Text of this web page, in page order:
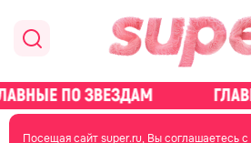
Посещая сайт super.ru, Вы соглашаетесь с
главная новости о звездах